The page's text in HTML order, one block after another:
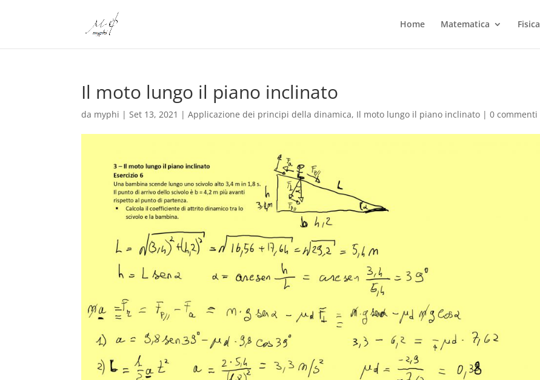
Home Matematica Fisica
Il moto lungo il piano inclinato
da myphi |Set 13, 2021 |Applicazione dei principi della dinamica, Il moto lungo il piano inclinato |0 commenti